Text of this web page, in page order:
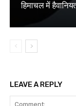
हिमाचल में
LEAVE A REPLY